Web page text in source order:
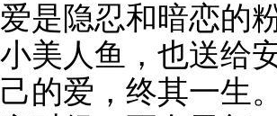
爱是隐忍和暗恋的
小美人鱼，也送给
己的爱，终其一生